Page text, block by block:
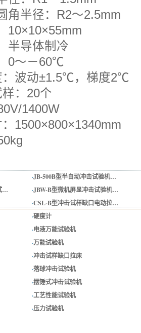
角半径：R2～2.5mm
10×10×55mm
半导体制冷
0～－60℃
：波动±1.5℃，梯度2℃
：20个
1400W
1500×800×1340mm
·JB-500B型半自动冲击试验机…
… ·JBW-B型微机屏显冲击试验机…
·CSL-B型冲击试样缺口电动拉…
·硬度计
·电液万能试验机
·万能试验机
·冲击试样缺口拉床
·落球冲击试验机
·摆锤式冲击试验机
·工艺性能试验机
·压力试验机